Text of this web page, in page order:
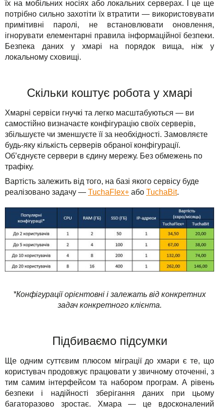
їх на мобільних носіях або локальних серверах. І це ще
потрібно сильно захотіти їх втратити — використовувати
примітивні паролі, не встановлювати оновлення,
ігнорувати елементарні правила інформаційної безпеки.
Безпека даних у хмарі на порядок вища, ніж у
локальному сховищі.
Скільки коштує робота у хмарі
Хмарні сервіси гнучкі та легко масштабуються — ви
самостійно визначаєте конфігурацію своїх серверів,
збільшуєте чи зменшуєте її за необхідності. Замовляєте
будь-яку кількість серверів обраної конфігурації.
Об’єднуєте сервери в єдину мережу. Без обмежень по
трафіку.
Вартість залежить від того, на базі якого сервісу буде
реалізовано задачу — TuchaFlex+ або TuchaBit.
*Конфігурації орієнтовні і залежать від конкретних
задач конкретного клієнта.
Підбиваємо підсумки
Ще одним суттєвим плюсом міграції до хмари є те, що
користувач продовжує працювати у звичному оточенні, з
тим самим інтерфейсом та набором програм. А рівень
безпеки і надійності зберігання даних при цьому
багаторазово зростає. Хмара — це вдосконалений